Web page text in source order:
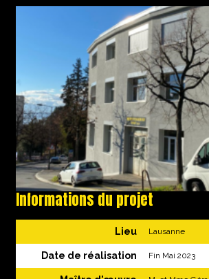
Informations du projet
Lieu Lausanne
Date de réalisation Fin Mai 2023